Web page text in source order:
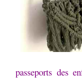
passeports des